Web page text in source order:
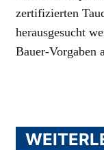
zertifizierten
herausgesucht
Bauer-Vorgaben